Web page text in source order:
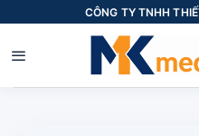
content
CÔNG TY TNHH